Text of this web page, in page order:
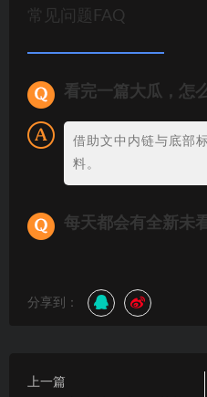
常见问题FAQ
看完一篇大瓜，怎
借助文中内链与底部
料。
每天都会有全新未
分享到：
上一篇